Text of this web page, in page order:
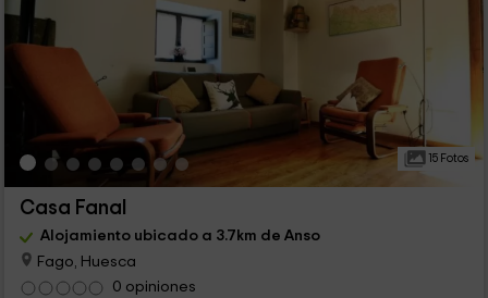
15 Fotos
Casa Fanal
Alojamiento ubicado a 3.7km de Anso
Fago, Huesca
0 opiniones